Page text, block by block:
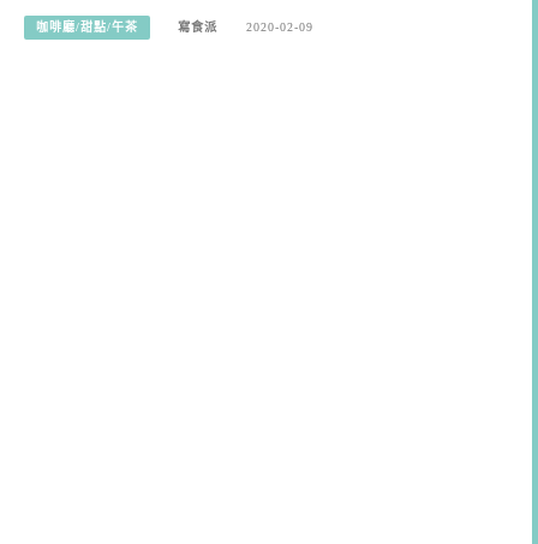
咖啡廳/甜點/午茶 寫食派 2020-02-09